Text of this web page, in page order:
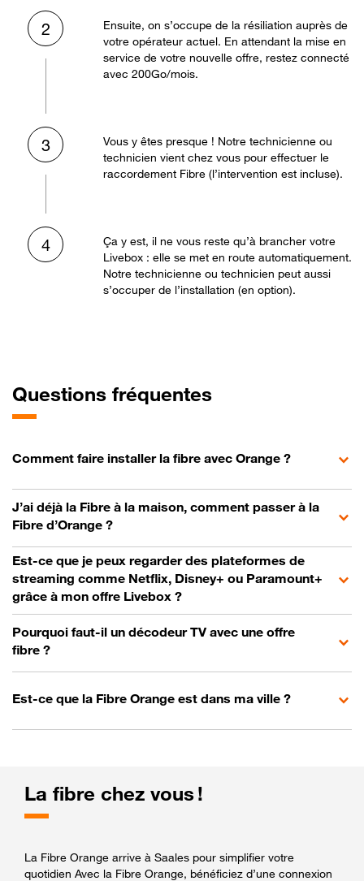
2
Ensuite, on s’occupe de la résiliation auprès de
votre opérateur actuel. En attendant la mise en
service de votre nouvelle offre, restez connecté
avec 200Go/mois.
3
Vous y êtes presque ! Notre technicienne ou
technicien vient chez vous pour effectuer le
raccordement Fibre (l’intervention est incluse).
4
Ça y est, il ne vous reste qu’à brancher votre
Livebox : elle se met en route automatiquement.
Notre technicienne ou technicien peut aussi
s’occuper de l’installation (en option).
Questions fréquentes
Comment faire installer la fibre avec Orange ?
J’ai déjà la Fibre à la maison, comment passer à la
Fibre d’Orange ?
Est-ce que je peux regarder des plateformes de
streaming comme Netflix, Disney+ ou Paramount+
grâce à mon offre Livebox ?
Pourquoi faut-il un décodeur TV avec une offre
fibre ?
Est-ce que la Fibre Orange est dans ma ville ?
La fibre chez vous !
La Fibre Orange arrive à Saales pour simplifier votre
quotidien Avec la Fibre Orange, bénéficiez d’une connexion